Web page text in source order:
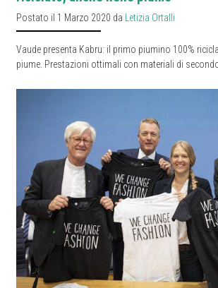
Postato il 1 Marzo 2020 da Letizia Ortalli
Vaude presenta Kabru: il primo piumino 100%
piume. Prestazioni ottimali con materiali di